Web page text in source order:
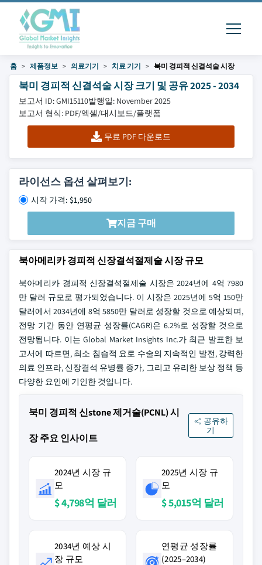
홈 제품정보 의료기기 치료 기기 북미 경피적 신결석술 시장
북미 경피적 신결석술 시장 크기 및 공유 2025 - 2034
보고서 ID: GMI15110발행일: November 2025
보고서 형식: PDF/엑셀/대시보드/플랫폼
무료 PDF 다운로드
라이선스 옵션 살펴보기:
시작 가격: $1,950
지금 구매
북아메리카 경피적 신장결석절제술 시장 규모
북아메리카 경피적 신장결석절제술 시장은 2024년에 4억 7980
만 달러 규모로 평가되었습니다. 이 시장은 2025년에 5억 150만
달러에서 2034년에 8억 5850만 달러로 성장할 것으로 예상되며,
전망 기간 동안 연평균 성장률(CAGR)은 6.2%로 성장할 것으로
전망됩니다. 이는 Global Market Insights Inc.가 최근 발표한 보
고서에 따르면, 최소 침습적 요로 수술의 지속적인 발전, 강력한
의료 인프라, 신장결석 유병률 증가, 그리고 유리한 보상 정책 등
다양한 요인에 기인한 것입니다.
북미 경피적 신stone 제거술(PCNL) 시
장 주요 인사이트
공유하
기
2024년 시장 규
모
$ 4,798억 달러
2025년 시장 규
모
$ 5,015억 달러
2034년 예상 시
장 규모
연평균 성장률
(2025–2034)